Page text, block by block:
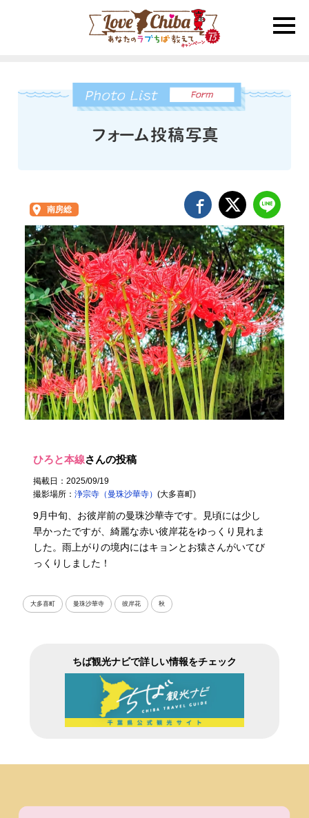
toggle
南房総
ひろと本線さんの投稿
掲載日：2025/09/19
撮影場所：浄宗寺（曼珠沙華寺）(大多喜町)
9月中旬、お彼岸前の曼珠沙華寺です。見頃には少し
早かったですが、綺麗な赤い彼岸花をゆっくり見れま
した。雨上がりの境内にはキョンとお猿さんがいてび
っくりしました！
大多喜町 曼珠沙華寺 彼岸花 秋
ちば観光ナビで詳しい情報をチェック